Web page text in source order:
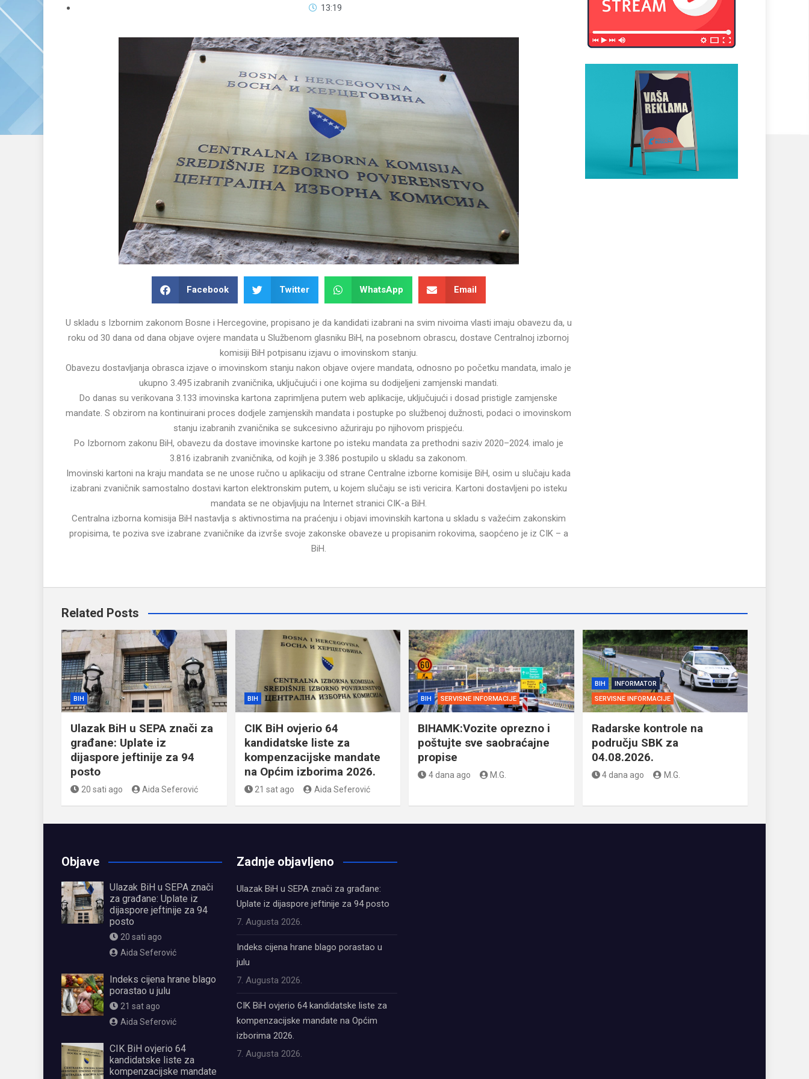
13:19
Facebook Twitter WhatsApp Email
U skladu s Izbornim zakonom Bosne i Hercegovine, propisano je da kandidati izabrani na svim nivoima vlasti imaju obavezu da, u
roku od 30 dana od dana objave ovjere mandata u Službenom glasniku BiH, na posebnom obrascu, dostave Centralnoj izbornoj
komisiji BiH potpisanu izjavu o imovinskom stanju.
Obavezu dostavljanja obrasca izjave o imovinskom stanju nakon objave ovjere mandata, odnosno po početku mandata, imalo je
ukupno 3.495 izabranih zvaničnika, uključujući i one kojima su dodijeljeni zamjenski mandati.
Do danas su verikovana 3.133 imovinska kartona zaprimljena putem web aplikacije, uključujući i dosad pristigle zamjenske
mandate. S obzirom na kontinuirani proces dodjele zamjenskih mandata i postupke po službenoj dužnosti, podaci o imovinskom
stanju izabranih zvaničnika se sukcesivno ažuriraju po njihovom prispjeću.
Po Izbornom zakonu BiH, obavezu da dostave imovinske kartone po isteku mandata za prethodni saziv 2020–2024. imalo je
3.816 izabranih zvaničnika, od kojih je 3.386 postupilo u skladu sa zakonom.
Imovinski kartoni na kraju mandata se ne unose ručno u aplikaciju od strane Centralne izborne komisije BiH, osim u slučaju kada
izabrani zvaničnik samostalno dostavi karton elektronskim putem, u kojem slučaju se isti vericira. Kartoni dostavljeni po isteku
mandata se ne objavljuju na Internet stranici CIK-a BiH.
Centralna izborna komisija BiH nastavlja s aktivnostima na praćenju i objavi imovinskih kartona u skladu s važećim zakonskim
propisima, te poziva sve izabrane zvaničnike da izvrše svoje zakonske obaveze u propisanim rokovima, saopćeno je iz CIK – a
BiH.
Related Posts
BIH
Ulazak BiH u SEPA znači za
građane: Uplate iz
dijaspore jeftinije za 94
posto
20 sati ago Aida Seferović
BIH
CIK BiH ovjerio 64
kandidatske liste za
kompenzacijske mandate
na Općim izborima 2026.
21 sat ago Aida Seferović
BIH SERVISNE INFORMACIJE
BIHAMK:Vozite oprezno i
poštujte sve saobraćajne
propise
4 dana ago M.G.
BIH
INFORMATOR
SERVISNE INFORMACIJE
Radarske kontrole na
području SBK za
04.08.2026.
4 dana ago M.G.
Objave
Ulazak BiH u SEPA znači
za građane: Uplate iz
dijaspore jeftinije za 94
posto
20 sati ago
Aida Seferović
Indeks cijena hrane blago
porastao u julu
21 sat ago
Aida Seferović
CIK BiH ovjerio 64
kandidatske liste za
kompenzacijske mandate
Zadnje objavljeno
Ulazak BiH u SEPA znači za građane:
Uplate iz dijaspore jeftinije za 94 posto
7. Augusta 2026.
Indeks cijena hrane blago porastao u
julu
7. Augusta 2026.
CIK BiH ovjerio 64 kandidatske liste za
kompenzacijske mandate na Općim
izborima 2026.
7. Augusta 2026.